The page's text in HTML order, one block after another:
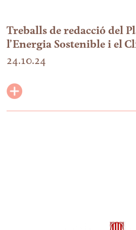
Treballs de redacció del
l’Energia Sostenible i el
24.10.24